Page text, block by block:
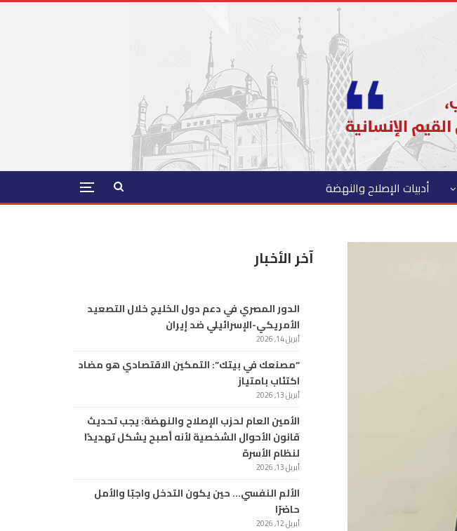
أدبيات الإصلاح والنهضة
آخر الأخبار
الدور المصري في دعم دول الخليج خلال التصعيد
الأمريكي-الإسرائيلي ضد إيران
أبريل 14, 2026
“مصنعك في بيتك”: التمكين الاقتصادي هو مضاد
اكتئاب بامتياز
أبريل 13, 2026
الأمين العام لحزب الإصلاح والنهضة: يجب تحديث
قانون الأحوال الشخصية لأنه أصبح يشكل تهديدًا
لنظام الأسرة
أبريل 13, 2026
الألم النفسي… حين يكون التدخل واجبًا والأمل
حاضرًا
أبريل 12, 2026